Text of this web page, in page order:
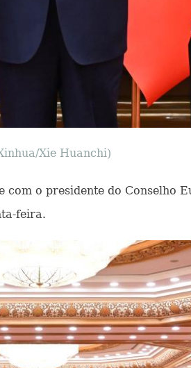
Xie Huanchi)
o presidente do Conselho
feira.